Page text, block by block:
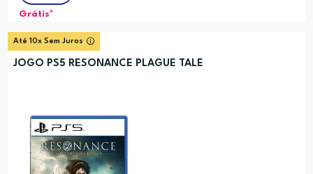
Grátis*
Até 10x Sem Juros
JOGO PS5 RESONANCE PLAGUE TALE